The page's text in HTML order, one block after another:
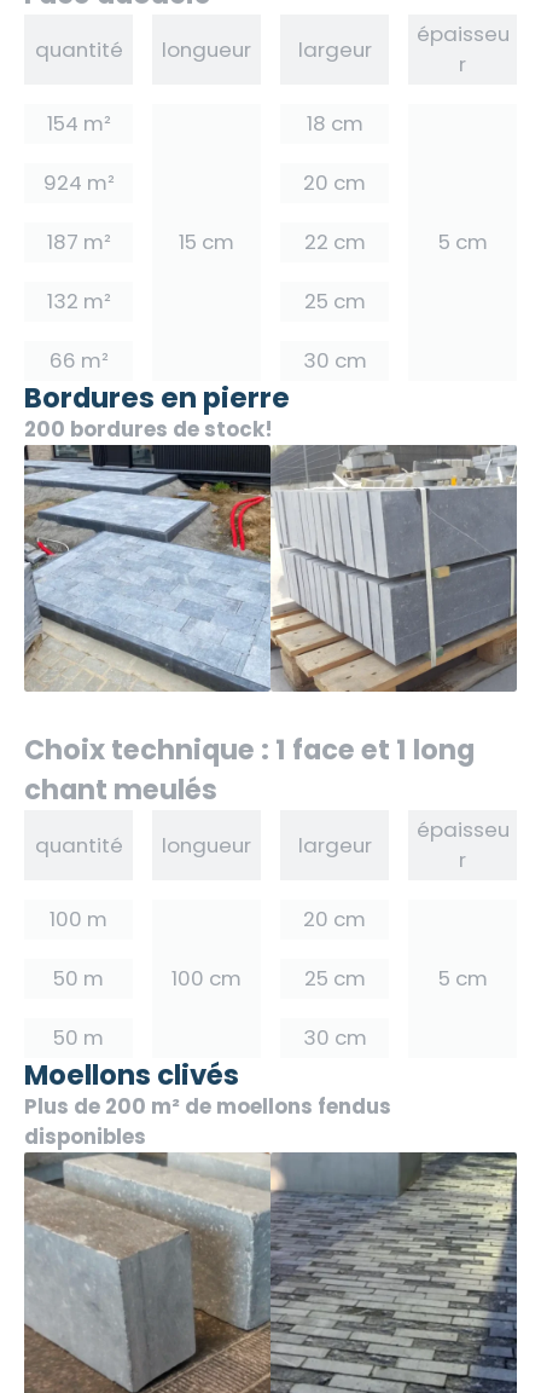
quantité longueur largeur
épaisseu
r
154 m²
15 cm
18 cm
5 cm
924 m² 20 cm
187 m² 22 cm
132 m² 25 cm
66 m² 30 cm
Bordures en pierre
200 bordures de stock!
Choix technique : 1 face et 1 long
chant meulés
quantité longueur largeur
épaisseu
r
100 m
100 cm
20 cm
5 cm
50 m 25 cm
50 m 30 cm
Moellons clivés
Plus de 200 m² de moellons fendus
disponibles